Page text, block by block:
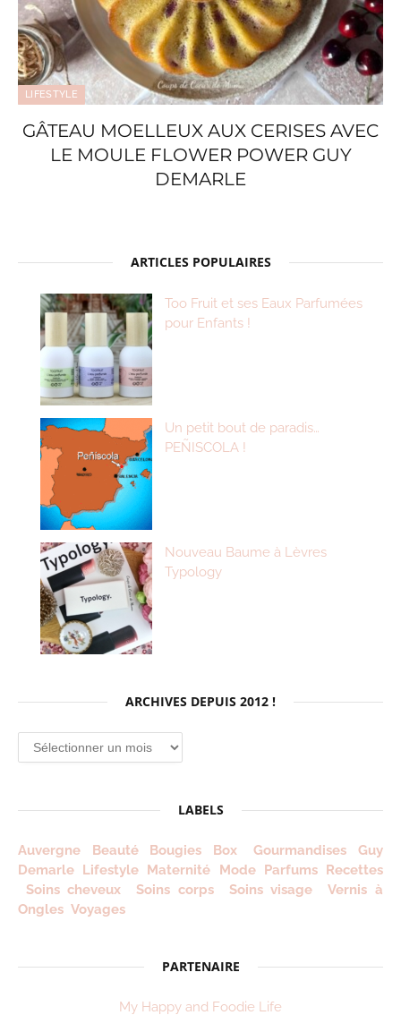
LIFESTYLE
GÂTEAU MOELLEUX AUX CERISES AVEC
LE MOULE FLOWER POWER GUY
DEMARLE
ARTICLES POPULAIRES
Too Fruit et ses Eaux Parfumées
pour Enfants !
Un petit bout de paradis…
PEÑISCOLA !
Nouveau Baume à Lèvres
Typology
ARCHIVES DEPUIS 2012 !
Archives
depuis
LABELS
Auvergne Beauté Bougies Box Gourmandises
Guy
Demarle Lifestyle Maternité Mode Parfums Recettes
Soins cheveux
Soins corps Soins visage
Vernis à
Ongles Voyages
PARTENAIRE
My Happy and Foodie Life